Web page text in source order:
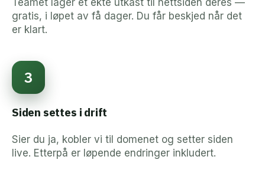
gratis, i løpet av få dager. Du får beskjed når det
er klart.
3
Siden settes i drift
Sier du ja, kobler vi til domenet og setter siden
live. Etterpå er løpende endringer inkludert.